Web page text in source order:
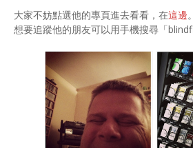
大家不妨點選他的專頁進去看看，在這邊。
想要追蹤他的朋友可以用手機搜尋「